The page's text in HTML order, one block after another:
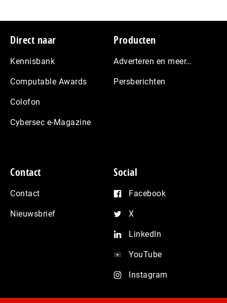
Footer
Direct naar
Kennisbank
Computable Awards
Colofon
Cybersec e-Magazine
Producten
Adverteren en meer…
Persberichten
Contact
Contact
Nieuwsbrief
Social
Facebook
X
LinkedIn
YouTube
Instagram